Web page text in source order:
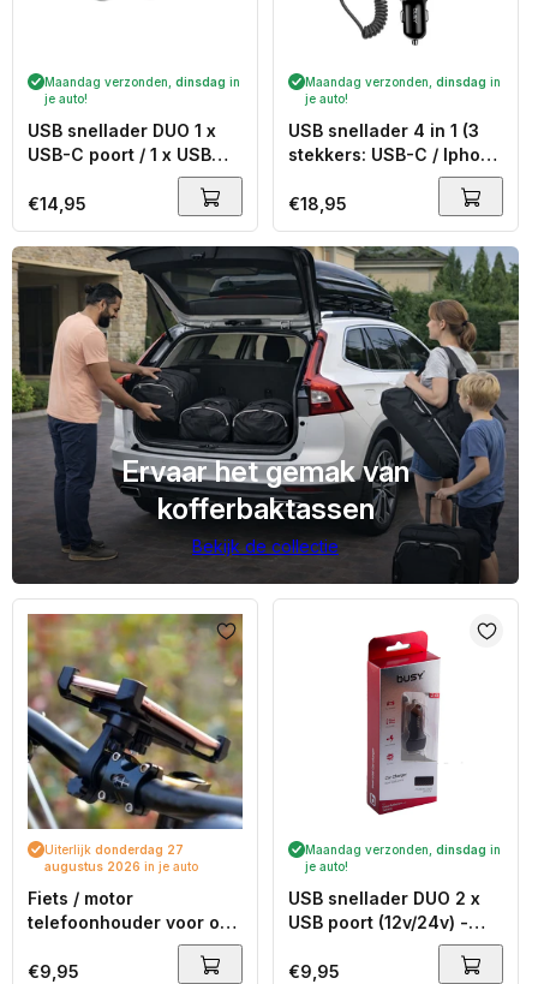
Maandag verzonden, dinsdag in
je auto!
USB snellader DUO 1 x
USB-C poort / 1 x USB
poort (12/24v) - carbon
finish
Normale
prijs
€14,95
Maandag verzonden, dinsdag in
je auto!
USB snellader 4 in 1 (3
stekkers: USB-C / Iphone
/ Micro USB) en USB
poort voor alle overige
kabels aan te sluiten -
carbon finish
Normale
prijs
€18,95
Uiterlijk donderdag 27
augustus 2026 in je auto
Fiets / motor
telefoonhouder voor op
Normale
€9,95
Maandag verzonden, dinsdag in
je auto!
USB snellader DUO 2 x
USB poort (12v/24v) -
Normale
€9,95
Ervaar het gemak van
kofferbaktassen
Bekijk de collectie